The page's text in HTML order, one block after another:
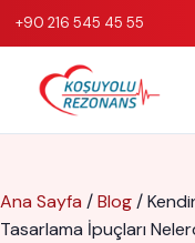
+90 216 545 45 55
Ana Sayfa /Blog/
Tasarlama İpuçları